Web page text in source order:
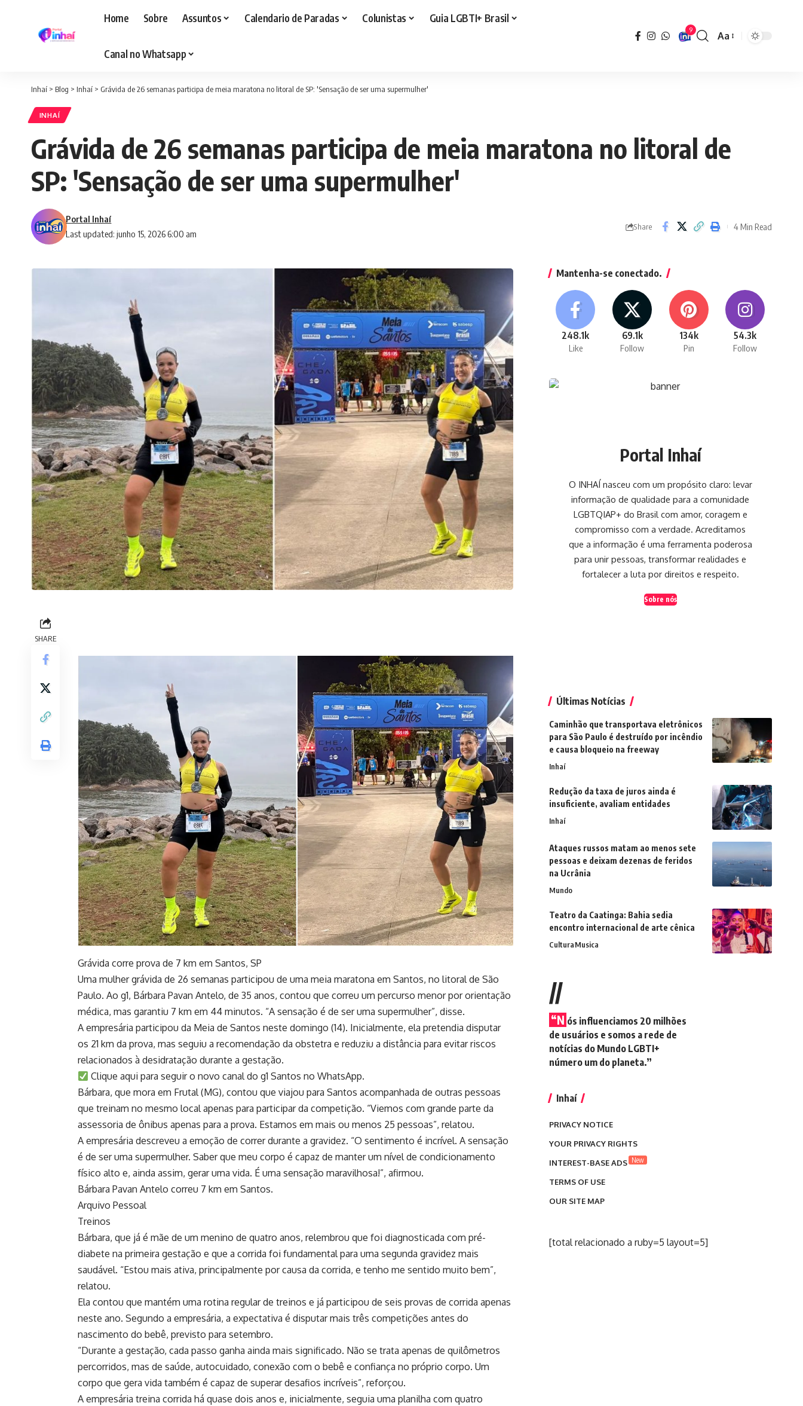
Home Sobre Assuntos Calendario de Paradas Colunistas Guia LGBTI+ Brasil
Canal no Whatsapp
9
Font
Aa
Inhaí > Blog > Inhaí > Grávida de 26 semanas participa de meia maratona no litoral de SP: 'Sensação de ser uma supermulher'
INHAÍ
Grávida de 26 semanas participa de meia maratona no litoral de
SP: 'Sensação de ser uma supermulher'
Last updated: junho 15, 2026 6:00 am
Portal Inhaí
Share 4 Min Read
SHARE
Grávida corre prova de 7 km em Santos, SP
Uma mulher grávida de 26 semanas participou de uma meia maratona em Santos, no litoral de São
Paulo. Ao g1, Bárbara Pavan Antelo, de 35 anos, contou que correu um percurso menor por orientação
médica, mas garantiu 7 km em 44 minutos. “A sensação é de ser uma supermulher”, disse.
A empresária participou da Meia de Santos neste domingo (14). Inicialmente, ela pretendia disputar
os 21 km da prova, mas seguiu a recomendação da obstetra e reduziu a distância para evitar riscos
relacionados à desidratação durante a gestação.
Clique aqui para seguir o novo canal do g1 Santos no WhatsApp.
Bárbara, que mora em Frutal (MG), contou que viajou para Santos acompanhada de outras pessoas
que treinam no mesmo local apenas para participar da competição. “Viemos com grande parte da
assessoria de ônibus apenas para a prova. Estamos em mais ou menos 25 pessoas”, relatou.
A empresária descreveu a emoção de correr durante a gravidez. “O sentimento é incrível. A sensação
é de ser uma supermulher. Saber que meu corpo é capaz de manter um nível de condicionamento
físico alto e, ainda assim, gerar uma vida. É uma sensação maravilhosa!”, afirmou.
Bárbara Pavan Antelo correu 7 km em Santos.
Arquivo Pessoal
Treinos
Bárbara, que já é mãe de um menino de quatro anos, relembrou que foi diagnosticada com pré-
diabete na primeira gestação e que a corrida foi fundamental para uma segunda gravidez mais
saudável. “Estou mais ativa, principalmente por causa da corrida, e tenho me sentido muito bem”,
relatou.
Ela contou que mantém uma rotina regular de treinos e já participou de seis provas de corrida apenas
neste ano. Segundo a empresária, a expectativa é disputar mais três competições antes do
nascimento do bebê, previsto para setembro.
“Durante a gestação, cada passo ganha ainda mais significado. Não se trata apenas de quilômetros
percorridos, mas de saúde, autocuidado, conexão com o bebê e confiança no próprio corpo. Um
corpo que gera vida também é capaz de superar desafios incríveis”, reforçou.
A empresária treina corrida há quase dois anos e, inicialmente, seguia uma planilha com quatro
Mantenha-se conectado.
248.1k
Like
69.1k
Follow
134k
Pin
54.3k
Follow
Portal Inhaí
O INHAÍ nasceu com um propósito claro: levar
informação de qualidade para a comunidade
LGBTQIAP+ do Brasil com amor, coragem e
compromisso com a verdade. Acreditamos
que a informação é uma ferramenta poderosa
para unir pessoas, transformar realidades e
fortalecer a luta por direitos e respeito.
Sobre nós
Últimas Notícias
Caminhão que transportava eletrônicos
para São Paulo é destruído por incêndio
e causa bloqueio na freeway
Inhaí
Redução da taxa de juros ainda é
insuficiente, avaliam entidades
Inhaí
Ataques russos matam ao menos sete
pessoas e deixam dezenas de feridos
na Ucrânia
Mundo
Teatro da Caatinga: Bahia sedia
encontro internacional de arte cênica
CulturaMusica
//
“N ós influenciamos 20 milhões
de usuários e somos a rede de
notícias do Mundo LGBTI+
número um do planeta.”
Inhaí
PRIVACY NOTICE
YOUR PRIVACY RIGHTS
INTEREST-BASE ADS New
TERMS OF USE
OUR SITE MAP
[total relacionado a ruby=5 layout=5]